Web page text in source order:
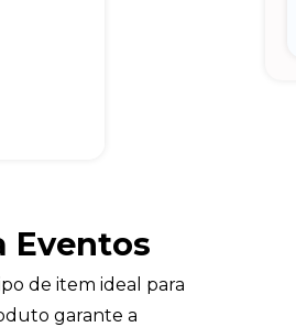
Eventos
de item ideal para
garante a